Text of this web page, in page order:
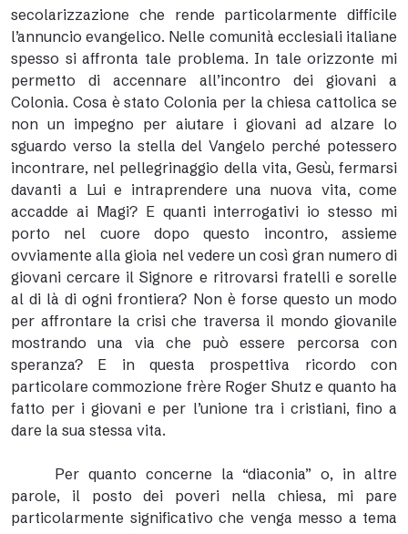
secolarizzazione che rende particolarmente difficile
l’annuncio evangelico. Nelle comunità ecclesiali italiane
spesso si affronta tale problema. In tale orizzonte mi
permetto di accennare all’incontro dei giovani a
Colonia. Cosa è stato Colonia per la chiesa cattolica se
non un impegno per aiutare i giovani ad alzare lo
sguardo verso la stella del Vangelo perché potessero
incontrare, nel pellegrinaggio della vita, Gesù, fermarsi
davanti a Lui e intraprendere una nuova vita, come
accadde ai Magi? E quanti interrogativi io stesso mi
porto nel cuore dopo questo incontro, assieme
ovviamente alla gioia nel vedere un così gran numero di
giovani cercare il Signore e ritrovarsi fratelli e sorelle
al di là di ogni frontiera? Non è forse questo un modo
per affrontare la crisi che traversa il mondo giovanile
mostrando una via che può essere percorsa con
speranza? E in questa prospettiva ricordo con
particolare commozione frère Roger Shutz e quanto ha
fatto per i giovani e per l’unione tra i cristiani, fino a
dare la sua stessa vita.
Per quanto concerne la “diaconia” o, in altre
parole, il posto dei poveri nella chiesa, mi pare
particolarmente significativo che venga messo a tema